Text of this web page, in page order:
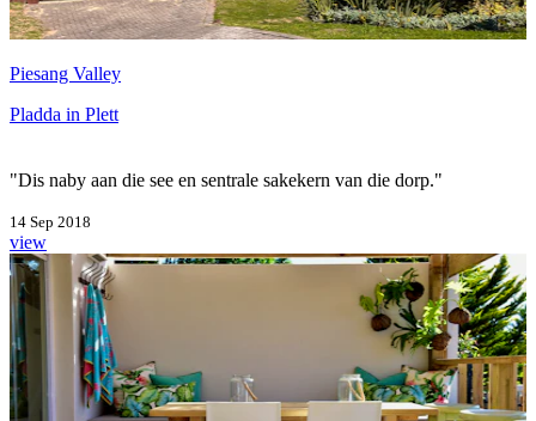
Piesang Valley
Pladda in Plett
"Dis naby aan die see en sentrale sakekern van die dorp."
14 Sep 2018
view